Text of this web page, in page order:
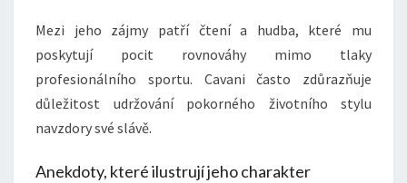
Mezi jeho zájmy patří čtení a hudba, které mu
poskytují pocit rovnováhy mimo tlaky
profesionálního sportu. Cavani často zdůrazňuje
důležitost udržování pokorného životního stylu
navzdory své slávě.
Anekdoty, které ilustrují jeho charakter